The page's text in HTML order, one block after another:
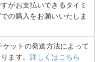
がお支払いできるタイミ
での購入をお願いいたしま
ケットの発送方法によって
ます。詳しくはこちら